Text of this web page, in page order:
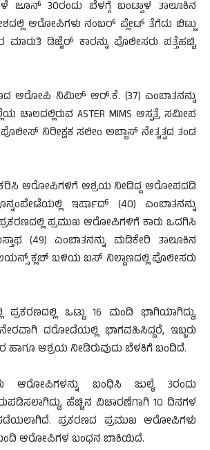
ಜೂನ್ 30ರಂದು ಬೆಳಗ್ಗೆ ಬಂಟ್ವಾಳ ತಾಲೂಕಿನ
ಆರೋಪಿಗಳು ನಂಬರ್ ಪ್ಲೇಟ್ ತೆಗೆದು ಬಿಟ್ಟು
ಡಿಜೈರ್ ಕಾರನ್ನು ಪೊಲೀಸರು ಪತ್ತೆಹಚ್ಚಿ
ಆರೋಪಿ ನಿಮಿಲ್ ಆರ್.ಕೆ. (37) ಎಂಬಾತನನ್ನು
ಚಾಲದಲ್ಲಿರುವ ASTER MIMS ಆಸ್ಪತ್ರೆ ಸಮೀಪ
ನಿರೀಕ್ಷಕ ಸಲೀಂ ಅಬ್ಬಾಸ್ ನೇತೃತ್ವದ ತಂಡ
ಆರೋಪಿಗಳಿಗೆ ಆಶ್ರಯ ನೀಡಿದ್ದ ಆರೋಪದಡಿ
ಇರ್ಷಾದ್ (40) ಎಂಬಾತನನ್ನು
ಪ್ರಮುಖ ಆರೋಪಿಗಳಿಗೆ ಕಾರು ಒದಗಿಸಿ
(49) ಎಂಬಾತನನ್ನು ಮಡಿಕೇರಿ ತಾಲೂಕಿನ
ಕ್ಲಬ್ ಬಳಿಯ ಬಸ್ ನಿಲ್ದಾಣದಲ್ಲಿ ಪೊಲೀಸರು
ಒಟ್ಟು 16 ಮಂದಿ ಭಾಗಿಯಾಗಿದ್ದು,
ದರೋಡೆಯಲ್ಲಿ ಭಾಗವಹಿಸಿದ್ದರೆ, ಇಬ್ಬರು
ಆಶ್ರಯ ನೀಡಿರುವುದು ಬೆಳಕಿಗೆ ಬಂದಿದೆ.
ಆರೋಪಿಗಳನ್ನು ಬಂಧಿಸಿ ಜುಲೈ 3ರಂದು
ಹೆಚ್ಚಿನ ವಿಚಾರಣೆಗಾಗಿ 10 ದಿನಗಳ
ಪ್ರಕರಣದ ಪ್ರಮುಖ ಆರೋಪಿಗಳು
ಮಂದಿ ಆರೋಪಿಗಳ ಬಂಧನ ಬಾಕಿಯಿದೆ.